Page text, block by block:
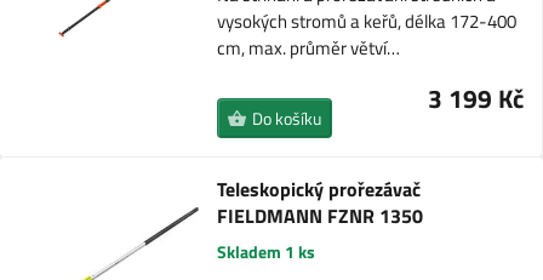
vysokých stromů a keřů, délka 172-400
cm, max. průměr větví…
3 199 Kč
Do košíku
Teleskopický prořezávač
FIELDMANN FZNR 1350
Skladem 1 ks